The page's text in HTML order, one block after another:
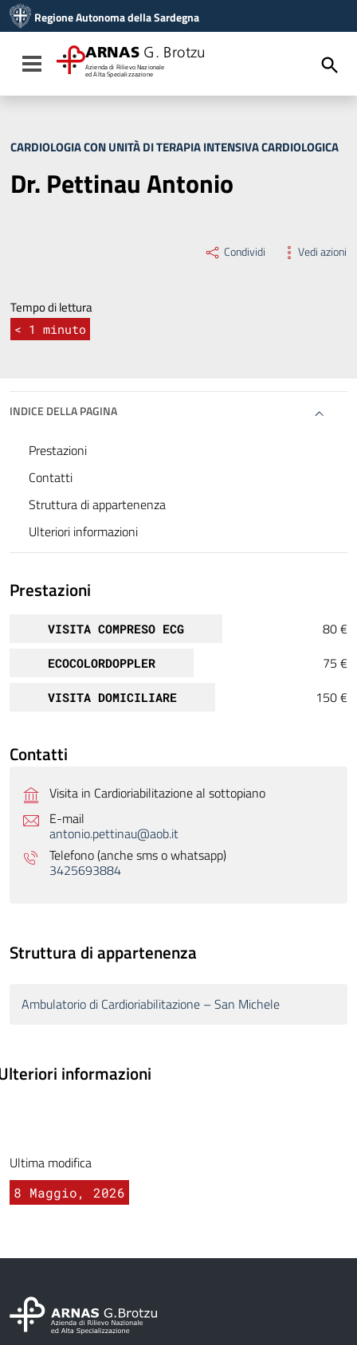
Vai al menu di navigazione
Vai al footer
Regione Autonoma della Sardegna
Toggle navigation
ARNAS G. Brotzu
Azienda di Rilievo Nazionale
ed Alta Specializzazione
CARDIOLOGIA CON UNITÀ DI TERAPIA INTENSIVA CARDIOLOGICA
Dr. Pettinau Antonio
Condividi Vedi azioni
Tempo di lettura
< 1 minuto
INDICE DELLA PAGINA
Prestazioni
Contatti
Struttura di appartenenza
Ulteriori informazioni
Prestazioni
VISITA COMPRESO ECG 80 €
ECOCOLORDOPPLER 75 €
VISITA DOMICILIARE 150 €
Contatti
Visita in Cardioriabilitazione al sottopiano
E-mail
antonio.pettinau@aob.it
Telefono (anche sms o whatsapp)
3425693884
Struttura di appartenenza
Ambulatorio di Cardioriabilitazione – San Michele
informazioni
Ultima modifica
8 Maggio, 2026